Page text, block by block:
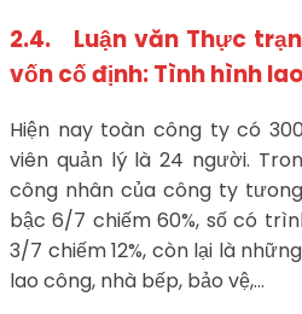
2.4. Luận văn Thực
vốn cố định: Tình hình
Hiện nay toàn công ty có
viên quản lý là 24 người.
công nhân của công ty
bậc 6/7 chiếm 60%, số có
3/7 chiếm 12%, còn lại là
lao công, nhà bếp, bảo vệ,…